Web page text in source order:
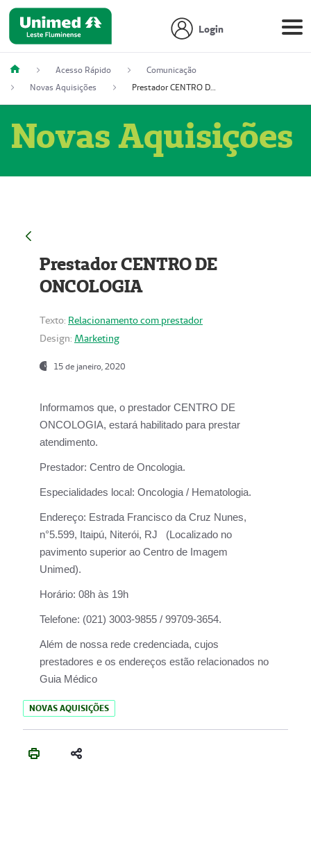
Login
Acesso Rápido
Comunicação
Novas Aquisições
Prestador CENTRO DE ONCOLOGIA
Novas Aquisições
Prestador CENTRO DE
ONCOLOGIA
Texto: Relacionamento com prestador
Design: Marketing
15 de janeiro, 2020
Informamos que, o prestador CENTRO DE
ONCOLOGIA, estará habilitado para prestar
atendimento.
Prestador: Centro de Oncologia.
Especialidades local: Oncologia / Hematologia.
Endereço: Estrada Francisco da Cruz Nunes,
n°5.599, Itaipú, Niterói, RJ (Localizado no
pavimento superior ao Centro de Imagem
Unimed).
Horário: 08h às 19h
Telefone: (021) 3003-9855 / 99709-3654.
Além de nossa rede credenciada, cujos
prestadores e os endereços estão relacionados no
Guia Médico
NOVAS AQUISIÇÕES